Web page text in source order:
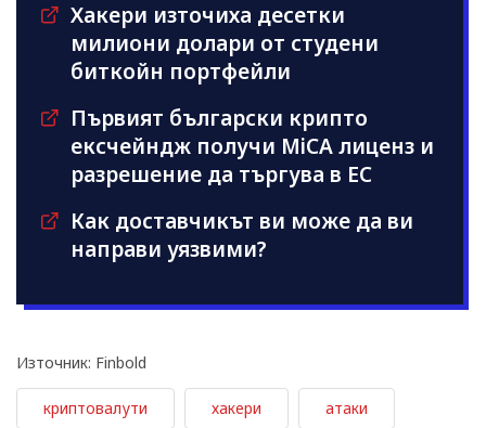
Хакери източиха десетки
милиони долари от студени
биткойн портфейли
Първият български крипто
ексчейндж получи MiCA лиценз и
разрешение да търгува в ЕС
Как доставчикът ви може да ви
направи уязвими?
Източник: Finbold
криптовалути хакери атаки